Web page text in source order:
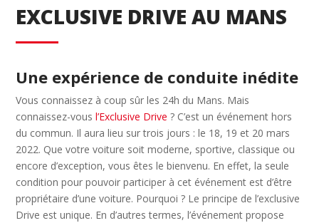
EXCLUSIVE DRIVE AU MANS
Une expérience de conduite inédite
Vous connaissez à coup sûr les 24h du Mans. Mais
connaissez-vousl’Exclusive Drive ? C’est un événement hors
du commun. Il aura lieu sur trois jours : le 18, 19 et 20 mars
2022. Que votre voiture soit moderne, sportive, classique ou
encore d’exception, vous êtes le bienvenu. En effet, la seule
condition pour pouvoir participer à cet événement est d’être
propriétaire d’une voiture. Pourquoi ? Le principe de l’exclusive
Drive est unique. En d’autres termes, l’événement propose